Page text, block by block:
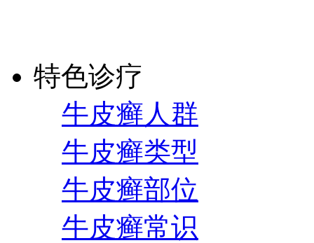
特色诊疗
牛皮癣人群
牛皮癣类型
牛皮癣部位
牛皮癣常识